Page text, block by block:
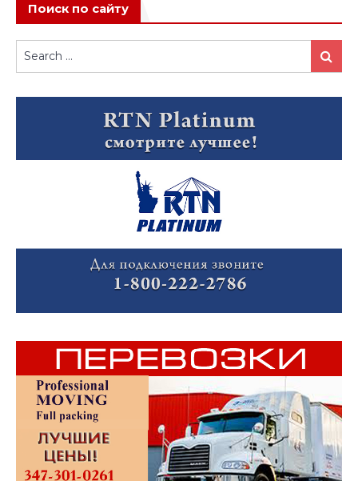
Поиск по сайту
Search
for:
Search